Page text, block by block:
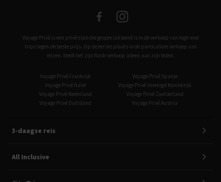
Voyage Privé is een privé-club die gespecialiseerd is in de verkoop van high-end
trips tegen de beste prijs. Op de eerste plaats in de particuliere verkoop van
reizen, biedt het zijn flash-verkoop alleen aan zijn leden.
Voyage Privé Frankrijk
Voyage Privé Spanje
Voyage Privé Italië
Voyage Privé Verenigd Koninkrijk
Voyage Privé Nederland
Voyage Privé Zwitserland
Voyage Privé Duitsland
Voyage Privé Austria
3-daagse reis
All Inclusive